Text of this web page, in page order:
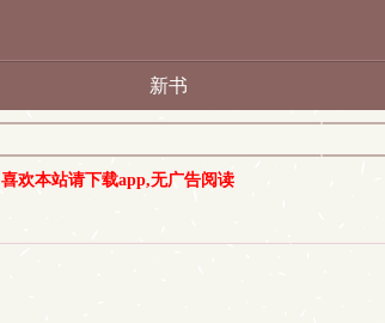
新书
喜欢本站请下载app,无广告阅读